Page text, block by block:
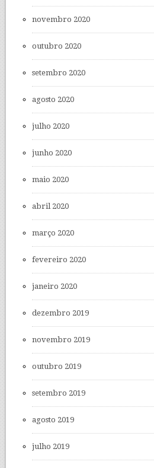
novembro 2020
outubro 2020
setembro 2020
agosto 2020
julho 2020
junho 2020
maio 2020
abril 2020
março 2020
fevereiro 2020
janeiro 2020
dezembro 2019
novembro 2019
outubro 2019
setembro 2019
agosto 2019
julho 2019